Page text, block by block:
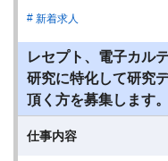
新着求人
レセプト、電子カル
研究に特化して研究
頂く方を募集します。
仕事内容